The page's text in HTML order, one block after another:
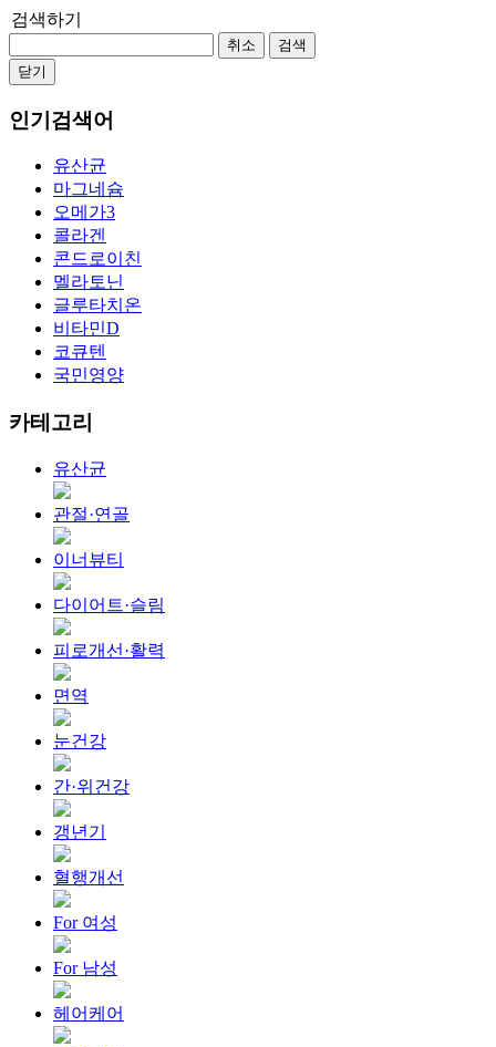
검색하기
취소
검색
닫기
인기검색어
유산균
마그네슘
오메가3
콜라겐
콘드로이친
멜라토닌
글루타치온
비타민D
코큐텐
국민영양
카테고리
유산균
관절·연골
이너뷰티
다이어트·슬림
피로개선·활력
면역
눈건강
간·위건강
갱년기
혈행개선
For 여성
For 남성
헤어케어